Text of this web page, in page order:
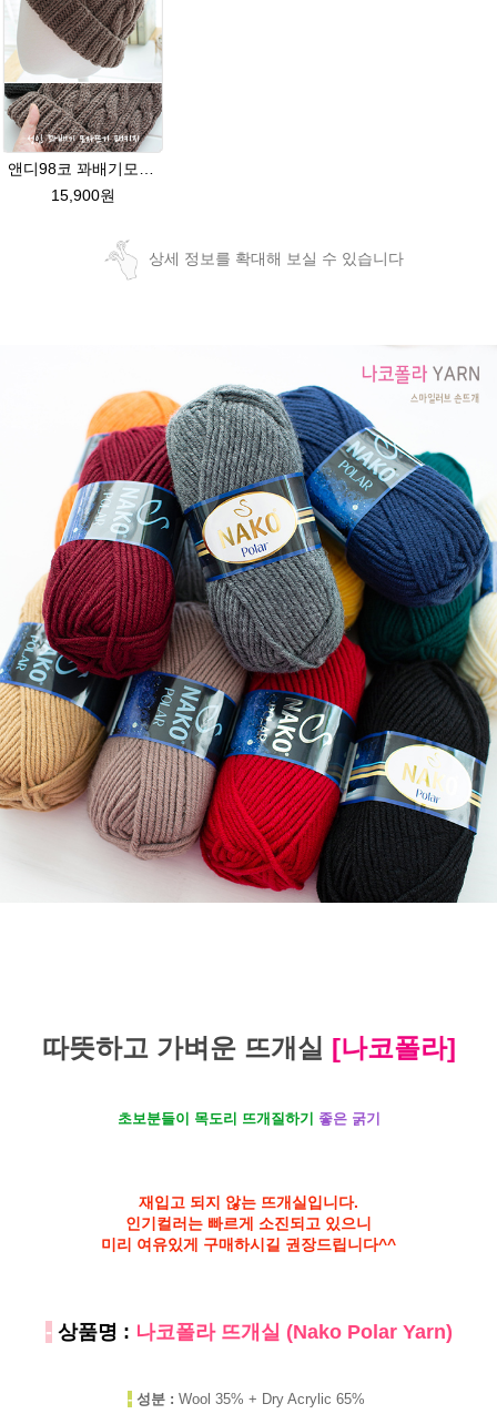
15,900원
상세 정보를 확대해 보실 수 있습니다
따뜻하고 가벼운 뜨개실 [나코폴라]
초보분들이 목도리 뜨개질하기 좋은 굵기
재입고 되지 않는 뜨개실입니다.
인기컬러는 빠르게 소진되고 있으니
미리 여유있게 구매하시길 권장드립니다^^
- 상품명 : 나코폴라 뜨개실 (Nako Polar Yarn)
- 성분 : Wool 35% + Dry Acrylic 65%